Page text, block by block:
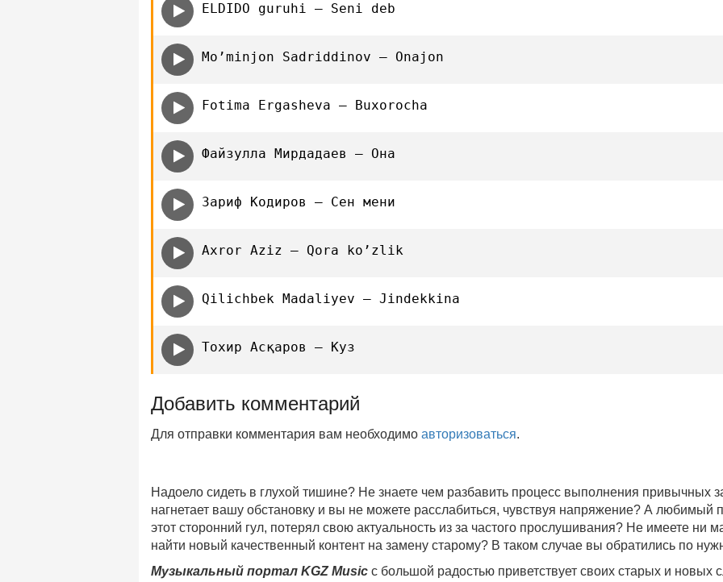
ELDIDO guruhi — Seni deb
Mo’minjon Sadriddinov — Onajon
Fotima Ergasheva — Buxorocha
Файзулла Мирдадаев — Она
Зариф Кодиров — Сен мени
Axror Aziz — Qora ko’zlik
Qilichbek Madaliyev — Jindekkina
Тохир Aсқаров — Куз
Добавить комментарий
Для отправки комментария вам необходимо авторизоваться.
Надоело сидеть в глухой тишине? Не знаете чем разбавить процесс выполнения
нагнетает вашу обстановку и вы не можете расслабиться, чувствуя напряжение? А любимый
этот сторонний гул, потерял свою актуальность из за частого прослушивания? Не имеете ни
найти новый качественный контент на замену старому? В таком случае вы обратились по
Музыкальный портал KGZ Music с большой радостью приветствует своих старых и новых